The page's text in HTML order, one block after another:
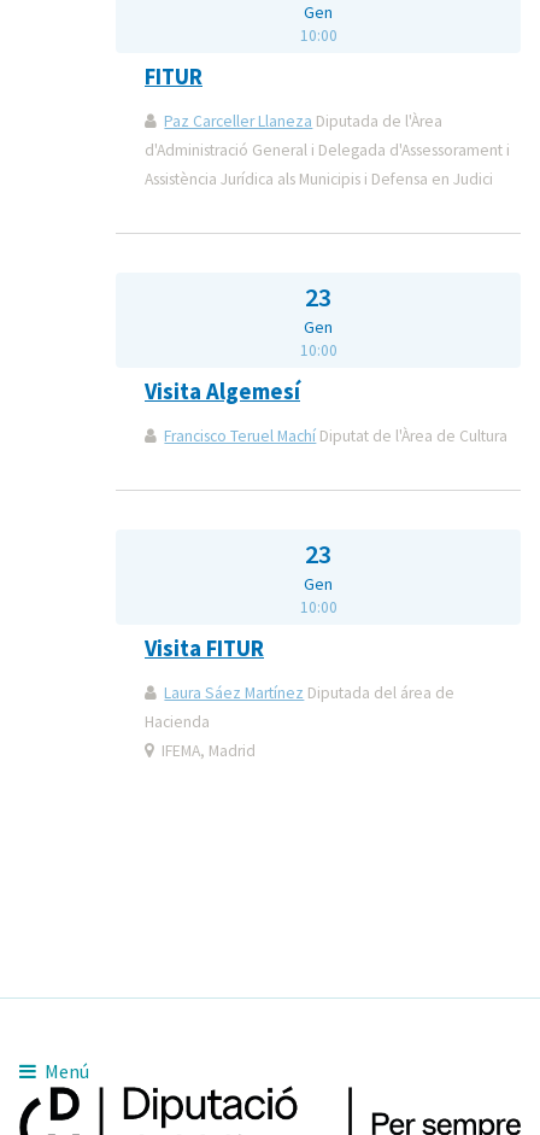
Gen
10:00
FITUR
Paz Carceller Llaneza Diputada de l'Àrea
d'Administració General i Delegada d'Assessorament i
Assistència Jurídica als Municipis i Defensa en Judici
23
Gen
10:00
Visita Algemesí
Francisco Teruel Machí Diputat de l'Àrea de Cultura
23
Gen
10:00
Visita FITUR
Laura Sáez Martínez Diputada del área de
Hacienda
IFEMA, Madrid
Menú